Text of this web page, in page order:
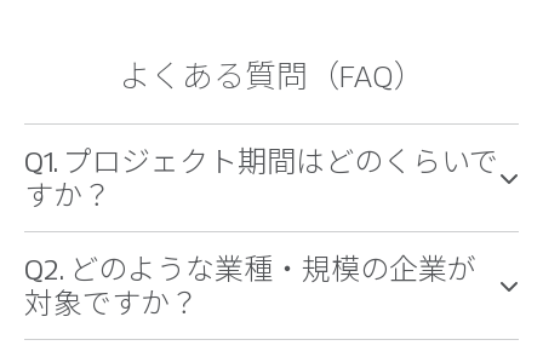
よくある質問（FAQ）
Q1. プロジェクト期間はどのくらいで
すか？
Q2. どのような業種・規模の企業が
対象ですか？